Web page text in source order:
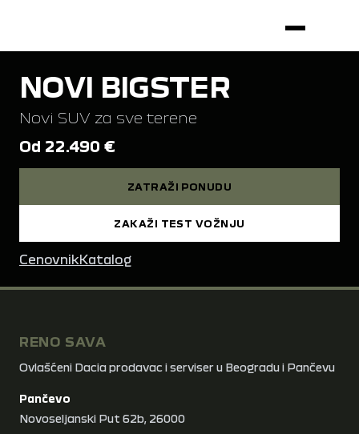
NOVI BIGSTER
Novi SUV za sve terene
Od 22.490 €
ZATRAŽI PONUDU
ZAKAŽI TEST VOŽNJU
CenovnikKatalog
RENO SAVA
Ovlašćeni Dacia prodavac i serviser u Beogradu i Pančevu
Pančevo
Novoseljanski Put 62b, 26000